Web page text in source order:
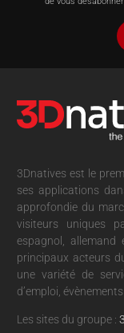
3Dnatives est le
ses applications
approfondie du
visiteurs uniques
espagnol, allemand
principaux acteurs
une variété de
d’emploi,
Les sites du groupe :